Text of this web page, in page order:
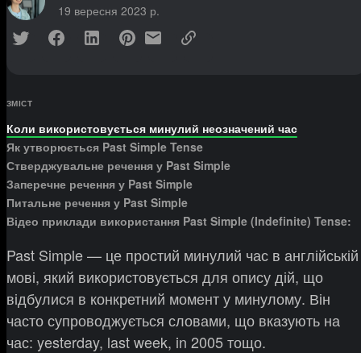
19 вересня 2023 р.
ЗМІСТ
Коли використовується минулий неозначений час
Як утворюється Past Simple Tense
Стверджувальне речення у Past Simple
Заперечне речення у Past Simple
Питальне речення у Past Simple
Відео приклади використання Past Simple (Indefinite) Tense:
Past Simple — це простий минулий час в англійській
мові, який використовується для опису дій, що
відбулися в конкретний момент у минулому. Він
часто супроводжується словами, що вказують на
час: yesterday, last week, in 2005 тощо.